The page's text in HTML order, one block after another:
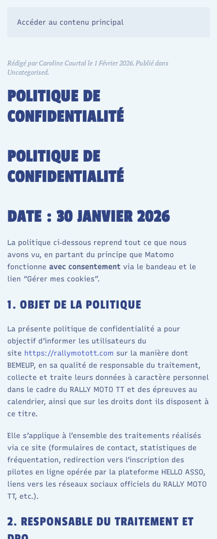
Accéder au contenu principal
Rédigé par Caroline Courtal le 1 Février 2026. Publié dans
Uncategorised.
POLITIQUE DE
CONFIDENTIALITÉ
POLITIQUE DE
CONFIDENTIALITÉ
DATE : 30 JANVIER 2026
La politique ci‑dessous reprend tout ce que nous
avons vu, en partant du principe que Matomo
fonctionne avec consentement via le bandeau et le
lien “Gérer mes cookies”.
1. OBJET DE LA POLITIQUE
La présente politique de confidentialité a pour
objectif d’informer les utilisateurs du
site https://rallymotott.com sur la manière dont
BEMEUP, en sa qualité de responsable du traitement,
collecte et traite leurs données à caractère personnel
dans le cadre du RALLY MOTO TT et des épreuves au
calendrier, ainsi que sur les droits dont ils disposent à
ce titre.​
Elle s’applique à l’ensemble des traitements réalisés
via ce site (formulaires de contact, statistiques de
fréquentation, redirection vers l’inscription des
pilotes en ligne opérée par la plateforme HELLO ASSO,
liens vers les réseaux sociaux officiels du RALLY MOTO
TT, etc.).​
2. RESPONSABLE DU TRAITEMENT ET